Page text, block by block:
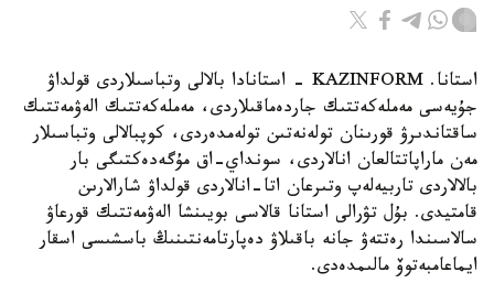
استانا. KAZINFORM - استانادا بالالى وتباسىلاردى قولداۋ
جۇيەسى مەملەكەتتىك جاردەماقىلاردى، مەملەكەتتىك الەۋمەتتىك
ساقتاندىرۋ قورىنان تولەنەتىن تولەمدەردى، كوپبالالى وتباسىلار
مەن ماراپاتتالعان انالاردى، سونداي-اق مۇگەدەكتىگى بار
بالالاردى تاربيەلەپ وتىرعان اتا-انالاردى قولداۋ شارالارىن
قامتيدى. بۇل تۋرالى استانا قالاسى بويىنشا الەۋمەتتىك قورعاۋ
سالاسىندا رەتتەۋ جانە باقىلاۋ دەپارتامەنتىنىڭ باسشىسى اسقار
ايماعامبەتوۆ مالىمدەدى.